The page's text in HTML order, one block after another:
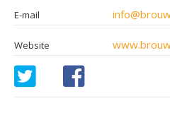
E-mail
Website